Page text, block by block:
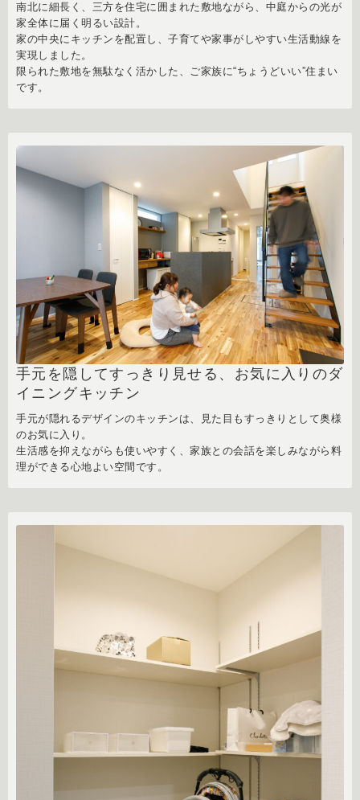
南北に細長く、三方を住宅に囲まれた敷地ながら、中庭からの光が
家全体に届く明るい設計。
家の中央にキッチンを配置し、子育てや家事がしやすい生活動線を
実現しました。
限られた敷地を無駄なく活かした、ご家族に“ちょうどいい”住まい
です。
手元を隠してすっきり見せる、お気に入りのダ
イニングキッチン
手元が隠れるデザインのキッチンは、見た目もすっきりとして奥様
のお気に入り。
生活感を抑えながらも使いやすく、家族との会話を楽しみながら料
理ができる心地よい空間です。